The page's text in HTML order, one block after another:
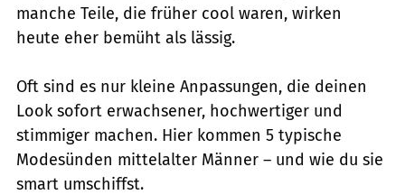
manche Teile, die früher cool waren, wirken
heute eher bemüht als lässig.
Oft sind es nur kleine Anpassungen, die deinen
Look sofort erwachsener, hochwertiger und
stimmiger machen. Hier kommen 5 typische
Modesünden mittelalter Männer – und wie du sie
smart umschiffst.